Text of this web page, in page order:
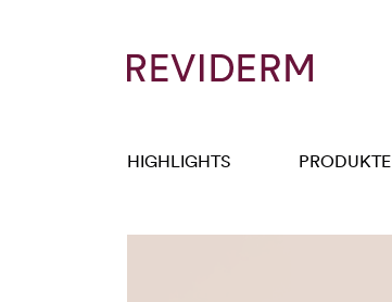
HIGHLIGHTS PRODUKTE